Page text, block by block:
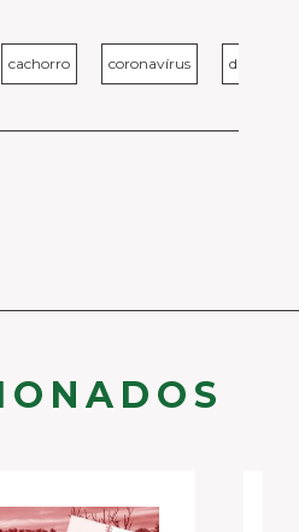
cachorro coronavírus diário